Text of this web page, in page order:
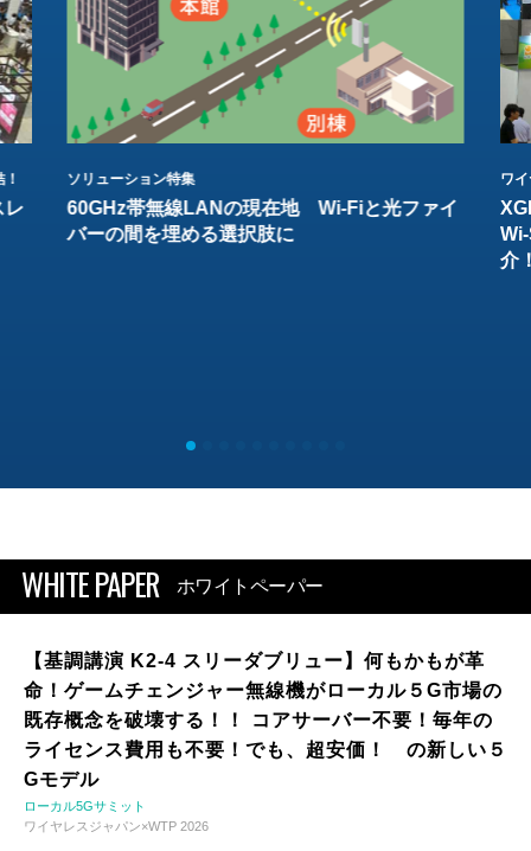
レ
ソリューション特集
60GHz帯無線LANの現在地 Wi-Fiと光ファイ
バーの間を埋める選択肢に
ワ
介
WHITE PAPER ホワイトペーパー
【基調講演 K2-4 スリーダブリュー】何もかもが革
命！ゲームチェンジャー無線機がローカル５G市場の
既存概念を破壊する！！ コアサーバー不要！毎年の
ライセンス費用も不要！でも、超安価！ の新しい５
Gモデル
ローカル5Gサミット
ワイヤレスジャパン×WTP 2026